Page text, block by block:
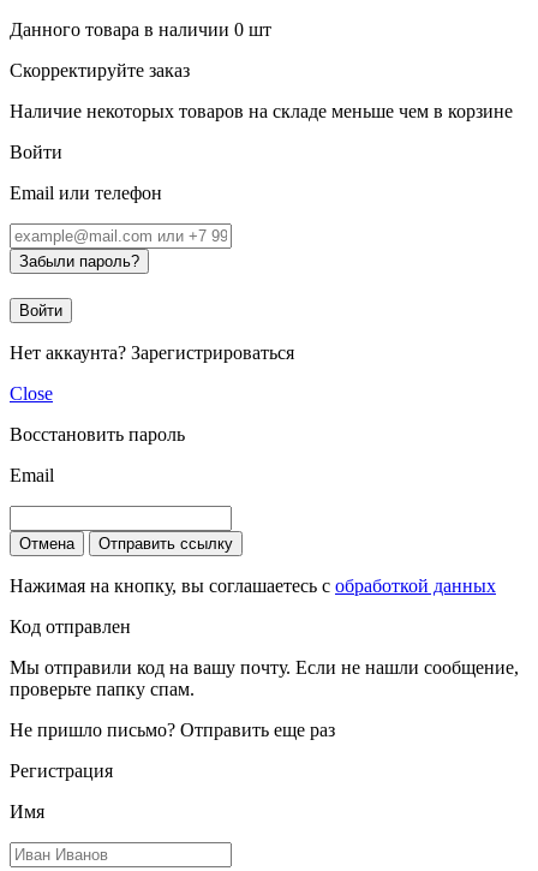
Данного товара в наличии 0 шт
Скорректируйте заказ
Наличие некоторых товаров на складе меньше чем в корзине
Войти
Email или телефон
Забыли пароль?
Войти
Нет аккаунта? Зарегистрироваться
Close
Восстановить пароль
Email
Отмена Отправить ссылку
Нажимая на кнопку, вы соглашаетесь с обработкой данных
Код отправлен
Мы отправили код на вашу почту. Если не нашли сообщение,
проверьте папку спам.
Не пришло письмо? Отправить еще раз
Регистрация
Имя